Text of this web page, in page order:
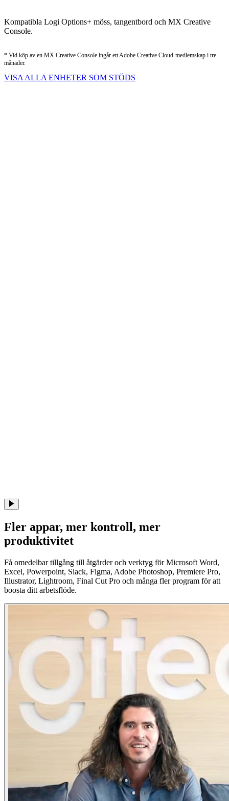
Kompatibla Logi Options+ möss, tangentbord och MX Creative
Console.
* Vid köp av en MX Creative Console ingår ett Adobe Creative Cloud-medlemskap i tre
månader.
VISA ALLA ENHETER SOM STÖDS
Fler appar, mer kontroll, mer
produktivitet
Få omedelbar tillgång till åtgärder och verktyg för Microsoft Word,
Excel, Powerpoint, Slack, Figma, Adobe Photoshop, Premiere Pro,
Illustrator, Lightroom, Final Cut Pro och många fler program för att
boosta ditt arbetsflöde.